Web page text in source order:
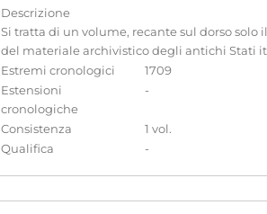
Descrizione
Si tratta di un volume, recante sul dorso solo
del materiale archivistico degli antichi Stati
Estremi cronologici
1709
Estensioni
cronologiche
-
Consistenza
1 vol.
Qualifica
-